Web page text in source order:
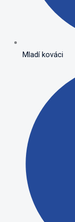
Mladí kováci